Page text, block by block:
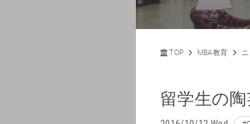
TOP MBA教育
留学生の陶